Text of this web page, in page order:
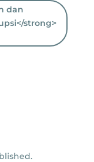
dan
strong>